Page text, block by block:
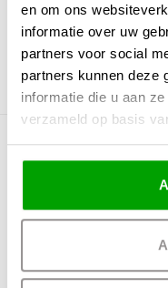
en om ons
informatie over uw
partners voor social
partners kunnen deze
informatie die u aan
verzameld op basis
Fitting aansluiting: E27
Stof: vlaslinnen licht
Binnenkant: PVC Wit
Meer